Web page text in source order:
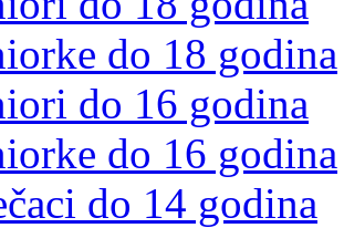
do 18 godina
do 16 godina
do 16 godina
do 14 godina